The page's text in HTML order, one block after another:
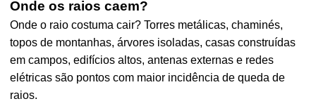
Onde os raios caem?
Onde o raio costuma cair? Torres metálicas, chaminés,
topos de montanhas, árvores isoladas, casas construídas
em campos, edifícios altos, antenas externas e redes
elétricas são pontos com maior incidência de queda de
raios.